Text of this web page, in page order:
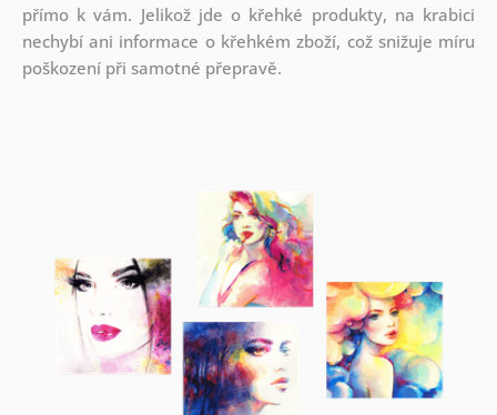
přímo k vám. Jelikož jde o křehké produkty, na krabici
nechybí ani informace o křehkém zboží, což snižuje míru
poškození při samotné přepravě.